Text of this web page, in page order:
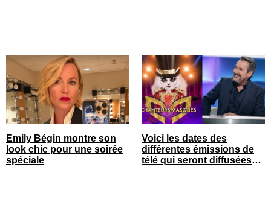
Emily Bégin montre son
look chic pour une soirée
spéciale
Voici les dates des
différentes émissions de
télé qui seront diffusées